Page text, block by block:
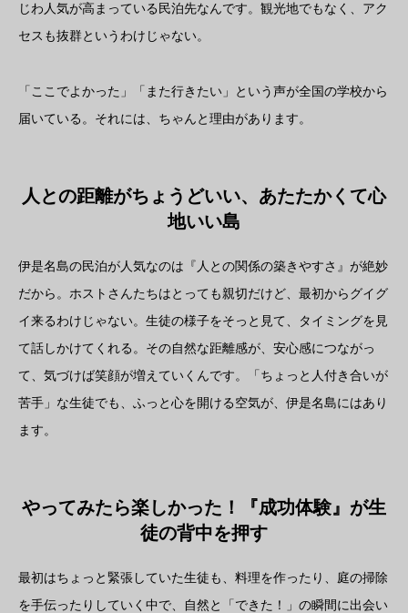
じわ人気が高まっている民泊先なんです。観光地でもなく、アク
セスも抜群というわけじゃない。
「ここでよかった」「また行きたい」という声が全国の学校から
届いている。それには、ちゃんと理由があります。
人との距離がちょうどいい、あたたかくて心
地いい島
伊是名島の民泊が人気なのは『人との関係の築きやすさ』が絶妙
だから。ホストさんたちはとっても親切だけど、最初からグイグ
イ来るわけじゃない。生徒の様子をそっと見て、タイミングを見
て話しかけてくれる。その自然な距離感が、安心感につながっ
て、気づけば笑顔が増えていくんです。「ちょっと人付き合いが
苦手」な生徒でも、ふっと心を開ける空気が、伊是名島にはあり
ます。
やってみたら楽しかった！『成功体験』が生
徒の背中を押す
最初はちょっと緊張していた生徒も、料理を作ったり、庭の掃除
を手伝ったりしていく中で、自然と「できた！」の瞬間に出会い